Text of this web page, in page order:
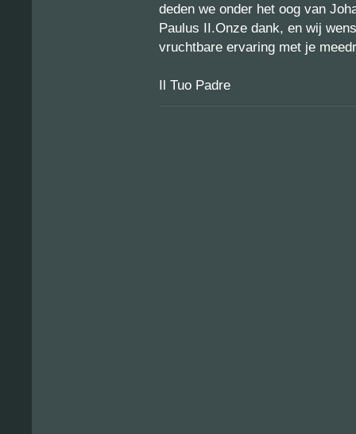
deden we onder het oog van
Paulus II.Onze dank, en wij
vruchtbare ervaring met je
Il Tuo Padre